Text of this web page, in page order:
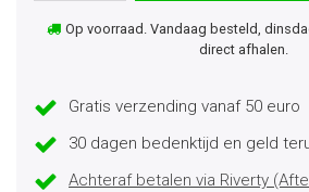
Op voorraad. Vandaag besteld,
direct afhalen.
Gratis verzending vanaf 50 euro
30 dagen bedenktijd en geld
Achteraf betalen via Riverty